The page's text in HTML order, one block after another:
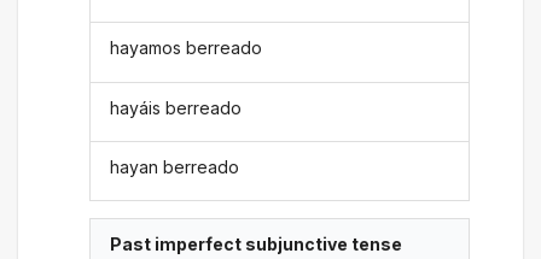
hayamos berreado
hayáis berreado
hayan berreado
Past imperfect subjunctive tense